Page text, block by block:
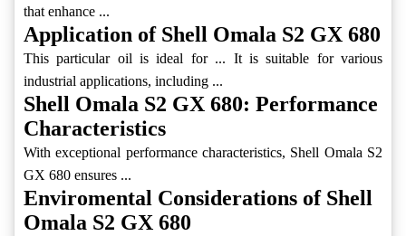
that enhance ...
Application of Shell Omala S2 GX 680
This particular oil is ideal for ... It is suitable for various
industrial applications, including ...
Shell Omala S2 GX 680: Performance
Characteristics
With exceptional performance characteristics, Shell Omala S2
GX 680 ensures ...
Enviromental Considerations of Shell
Omala S2 GX 680